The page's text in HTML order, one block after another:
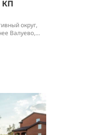
КП
округ,
Валуево,